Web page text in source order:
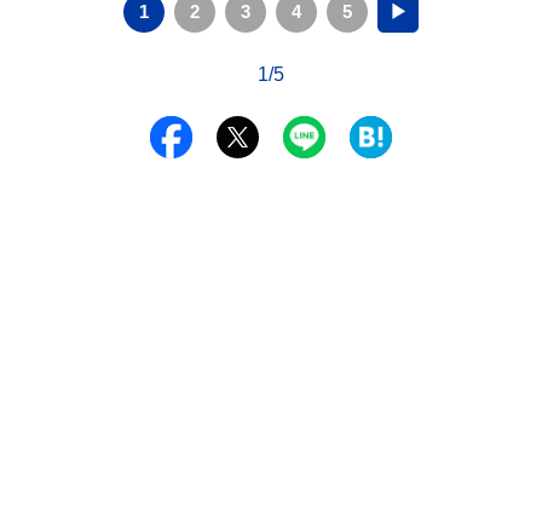
1 2 3 4 5 ▶
1/5